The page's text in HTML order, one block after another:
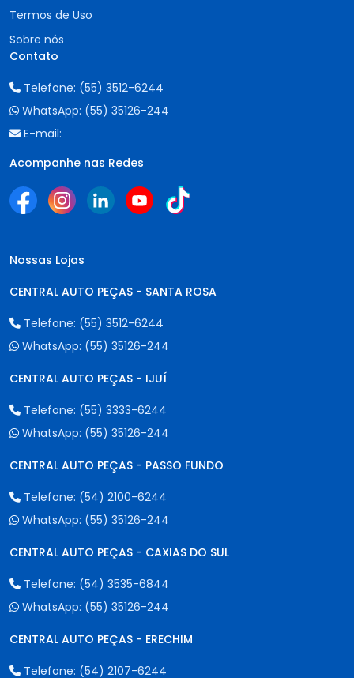
Termos de Uso
Sobre nós
Contato
Telefone: (55) 3512-6244
WhatsApp: (55) 35126-244
E-mail:
Acompanhe nas Redes
Nossas Lojas
CENTRAL AUTO PEÇAS - SANTA ROSA
Telefone: (55) 3512-6244
WhatsApp: (55) 35126-244
CENTRAL AUTO PEÇAS - IJUÍ
Telefone: (55) 3333-6244
WhatsApp: (55) 35126-244
CENTRAL AUTO PEÇAS - PASSO FUNDO
Telefone: (54) 2100-6244
WhatsApp: (55) 35126-244
CENTRAL AUTO PEÇAS - CAXIAS DO SUL
Telefone: (54) 3535-6844
WhatsApp: (55) 35126-244
CENTRAL AUTO PEÇAS - ERECHIM
Telefone: (54) 2107-6244